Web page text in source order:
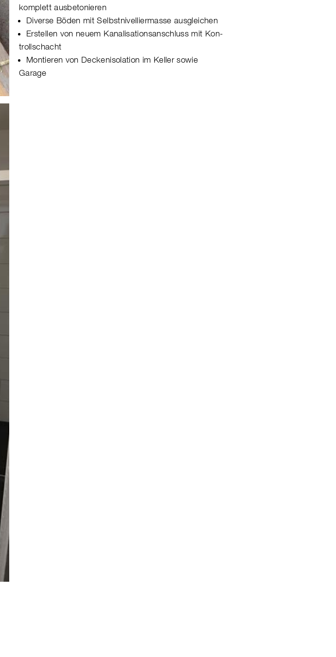
komplett ausbetonieren
Diverse Böden mit Selbstnivelliermasse ausgleichen
Erstellen von neuem Kanalisationsanschluss mit Kon-
trollschacht
Montieren von Deckenisolation im Keller sowie
Garage